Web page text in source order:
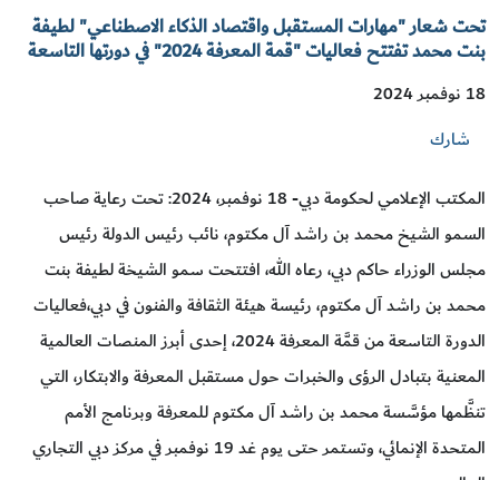
تحت شعار "مهارات المستقبل واقتصاد الذكاء الاصطناعي" لطيفة
بنت محمد تفتتح فعاليات "قمة المعرفة 2024" في دورتها التاسعة
18 نوفمبر 2024
شارك
المكتب الإعلامي لحكومة دبي- 18 نوفمبر، 2024: تحت رعاية صاحب
السمو الشيخ محمد بن راشد آل مكتوم، نائب رئيس الدولة رئيس
مجلس الوزراء حاكم دبي، رعاه الله، افتتحت سمو الشيخة لطيفة بنت
محمد بن راشد آل مكتوم، رئيسة هيئة الثقافة والفنون في دبي،فعاليات
الدورة التاسعة من قمَّة المعرفة 2024، إحدى أبرز المنصات العالمية
المعنية بتبادل الرؤى والخبرات حول مستقبل المعرفة والابتكار، التي
تنظَّمها مؤسَّسة محمد بن راشد آل مكتوم للمعرفة وبرنامج الأمم
المتحدة الإنمائي، وتستمر حتى يوم غد 19 نوفمبر في مركز دبي التجاري